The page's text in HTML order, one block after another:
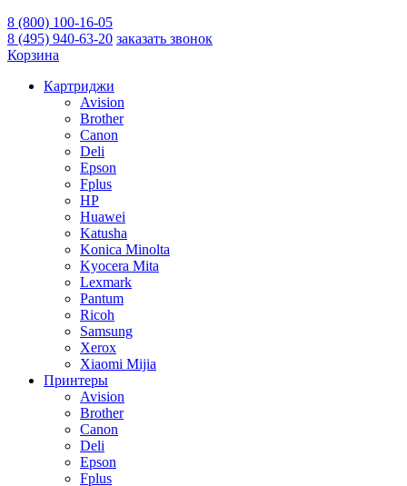
8 (800) 100-16-05
8 (495) 940-63-20 заказать звонок
Корзина
Картриджи
Avision
Brother
Canon
Deli
Epson
Fplus
HP
Huawei
Katusha
Konica Minolta
Kyocera Mita
Lexmark
Pantum
Ricoh
Samsung
Xerox
Xiaomi Mijia
Принтеры
Avision
Brother
Canon
Deli
Epson
Fplus